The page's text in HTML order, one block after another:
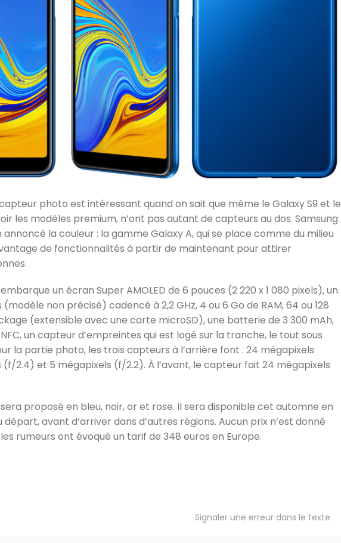
photo est intéressant quand on sait que même le Galaxy S9 et le
les modèles premium, n’ont pas autant de capteurs au dos. Samsung
la couleur : la gamme Galaxy A, qui se place comme du milieu
de fonctionnalités à partir de maintenant pour attirer
un écran Super AMOLED de 6 pouces (2 220 x 1 080 pixels), un
non précisé) cadencé à 2,2 GHz, 4 ou 6 Go de RAM, 64 ou 128
(extensible avec une carte microSD), une batterie de 3 300 mAh,
un capteur d’empreintes qui est logé sur la tranche, le tout sous
la partie photo, les trois capteurs à l’arrière font : 24 mégapixels
(f/2.4) et 5 mégapixels (f/2.2). À l’avant, le capteur fait 24 mégapixels
sera proposé en bleu, noir, or et rose. Il sera disponible cet automne en
départ, avant d’arriver dans d’autres régions. Aucun prix n’est donné
rumeurs ont évoqué un tarif de 348 euros en Europe.
Signaler une erreur dans le texte